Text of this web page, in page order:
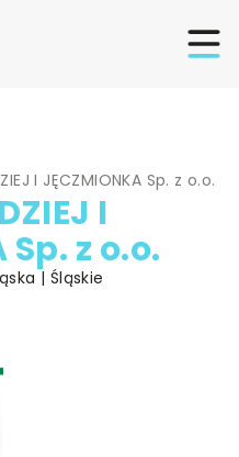
I JĘCZMIONKA Sp. z o.o.
I
Sp. z o.o.
| Śląskie